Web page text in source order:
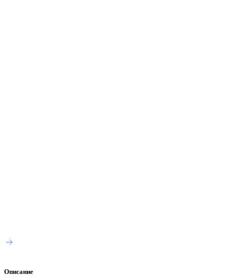
Описание